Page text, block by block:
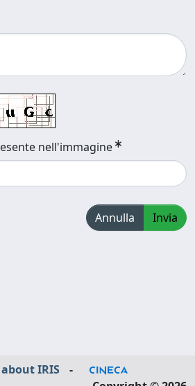
nell'immagine
Annulla Invia
about IRIS
-